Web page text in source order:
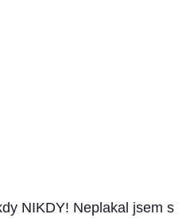
NIKDY! Neplakal jsem s